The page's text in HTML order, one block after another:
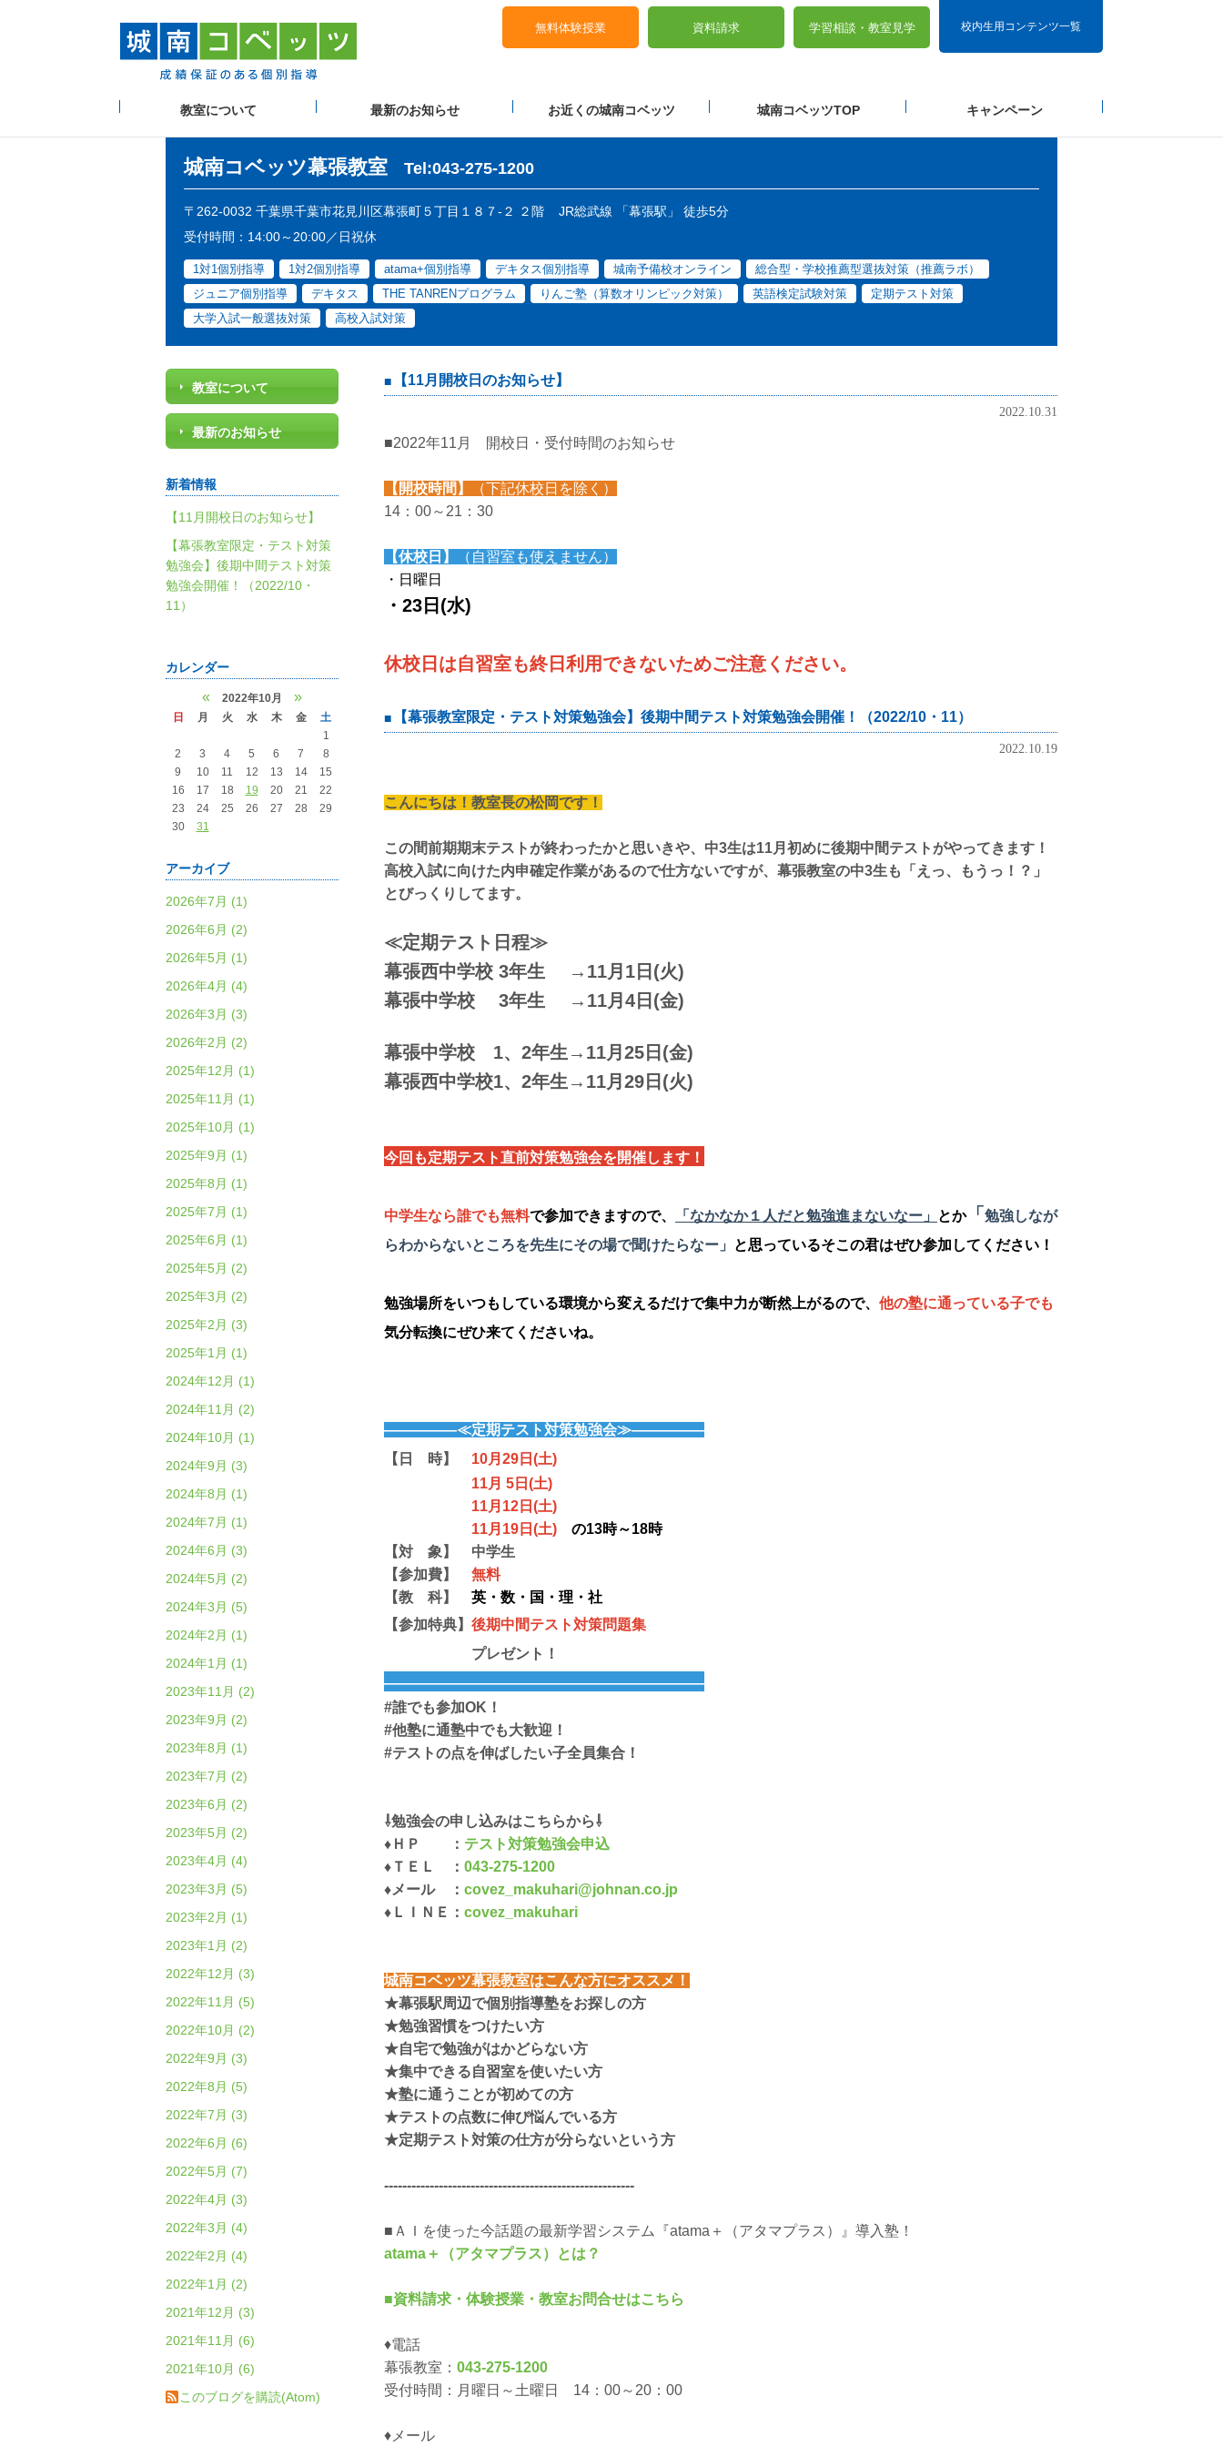
校内生用コンテンツ一覧
無料体験授業 資料請求 学習相談・ 教室見学
教室について 最新のお知らせ お近くの城南コベッツ 城南コベッツTOP キャンペーン
城南コベッツ幕張教室 Tel:043-275-1200
〒262-0032 千葉県千葉市花見川区幕張町５丁目１８７-２ ２階
JR総武線 「幕張駅」 徒歩5分
受付時間：14:00～20:00／日祝休
1対1個別指導 1対2個別指導 atama+個別指導 デキタス個別指導 城南予備校オンライン
総合型・学校推薦型選抜対策（推薦ラボ）
ジュニア個別指導
デキタス THE TANRENプログラム りんご塾（算数オリンピック対策） 英語検定試験対策
定期テスト対策
大学入試一般選抜対策
高校入試対策
【11月開校日のお知らせ】
2022.10.31
■2022年11月 開校日・受付時間のお知らせ
【開校時間】
（下記休校日を除く）
14：00～21：30
【休校日】
（自習室も使えません）
・日曜日
・23日(水)
休校日は自習室も終日利用できないためご注意ください。
【幕張教室限定・テスト対策勉強会】後期中間テスト対策勉強会開催！（2022/10・11）
2022.10.19
こんにちは！教室長の松岡です！
この間前期期末テストが終わったかと思いきや、中3生は11月初めに後期中間テストがやってきます！
高校入試に向けた内申確定作業があるので仕方ないですが、幕張教室の中3生も「えっ、もうっ！？」
とびっくりしてます。
≪定期テスト日程≫
幕張西中学校 3年生 →11月1日(火)
幕張中学校 3年生 →11月4日(金)
幕張中学校 1、2年生→11月25日(金)
幕張西中学校1、2年生→11月29日(火)
今回も定期テスト直前対策勉強会を開催します！
中学生なら誰でも無料で参加できますので、 「なかなか１人だと勉強進まないなー」 とか「 勉強しなが
らわからないところを先生にその場で聞けたらなー」
と思っているそこの君はぜひ参加してください！
勉強場所をいつもしている環境から変えるだけで集中力が断然上がるので、 他の塾に通っている子でも
気分転換にぜひ来てくださいね。
―――――≪定期テスト対策勉強会≫―――――
【日 時】 10月29日(土)
11月 5日(土)
11月12日(土)
11月19日(土) の13時～18時
【対 象】 中学生
【参加費】 無料
【教 科】 英・数・国・理・社
【参加特典】 後期中間テスト対策問題集
プレゼント！
――――――――――――――――――――――
#誰でも参加OK！
#他塾に通塾中でも大歓迎！
#テストの点を伸ばしたい子全員集合！
⇩勉強会の申し込みはこちらから⇩
♦ＨＰ ： テスト対策勉強会申込
♦ＴＥＬ
： 043-275-1200
♦メール ： covez_makuhari@johnan.co.jp
♦ＬＩＮＥ： covez_makuhari
城南コベッツ幕張教室はこんな方にオススメ！
★幕張駅周辺で個別指導塾をお探しの方
★勉強習慣をつけたい方
★自宅で勉強がはかどらない方
★集中できる自習室を使いたい方
★塾に通うことが初めての方
★テストの点数に伸び悩んでいる方
★定期テスト対策の仕方が分らないという方
-------------------------------------------------------
■ＡＩを使った今話題の最新学習システム『atama＋（アタマプラス）』導入塾！
atama＋（アタマプラス）とは？
■資料請求・体験授業・教室お問合せはこちら
♦電話
幕張教室： 043-275-1200
受付時間：月曜日～土曜日 14：00～20：00
♦メール
教室について
最新のお知らせ
新着情報
【11月開校日のお知らせ】
【幕張教室限定・テスト対策
勉強会】後期中間テスト対策
勉強会開催！（2022/10・
11）
カレンダー
« 2022年10月 »
日 月 火 水 木 金
土
1
2
3 4 5 6 7
8
9
10 11 12 13 14
15
16
17 18 19 20 21
22
23
24 25 26 27 28
29
30
31
アーカイブ
2026年7月 (1)
2026年6月 (2)
2026年5月 (1)
2026年4月 (4)
2026年3月 (3)
2026年2月 (2)
2025年12月 (1)
2025年11月 (1)
2025年10月 (1)
2025年9月 (1)
2025年8月 (1)
2025年7月 (1)
2025年6月 (1)
2025年5月 (2)
2025年3月 (2)
2025年2月 (3)
2025年1月 (1)
2024年12月 (1)
2024年11月 (2)
2024年10月 (1)
2024年9月 (3)
2024年8月 (1)
2024年7月 (1)
2024年6月 (3)
2024年5月 (2)
2024年3月 (5)
2024年2月 (1)
2024年1月 (1)
2023年11月 (2)
2023年9月 (2)
2023年8月 (1)
2023年7月 (2)
2023年6月 (2)
2023年5月 (2)
2023年4月 (4)
2023年3月 (5)
2023年2月 (1)
2023年1月 (2)
2022年12月 (3)
2022年11月 (5)
2022年10月 (2)
2022年9月 (3)
2022年8月 (5)
2022年7月 (3)
2022年6月 (6)
2022年5月 (7)
2022年4月 (3)
2022年3月 (4)
2022年2月 (4)
2022年1月 (2)
2021年12月 (3)
2021年11月 (6)
2021年10月 (6)
このブログを購読(Atom)